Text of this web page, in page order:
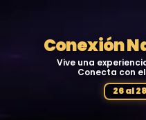
Conexión
Vive una
Conecta con
26 al